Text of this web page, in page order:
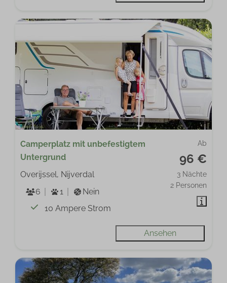
Ab
96 €
3 Nächte
2 Personen
Camperplatz mit unbefestigtem
Untergrund
Overijssel, Nijverdal
6
1
Nein
10 Ampere Strom
Ansehen